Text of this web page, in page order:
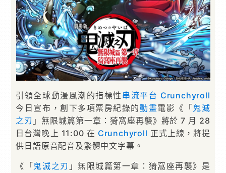
引領全球動漫風潮的指標性 串流平台 Crunchyroll
今日宣布，創下多項票房紀錄的動畫電影《「鬼滅
之刃 」無限城篇第一章：猗窩座再襲》將於 7 月 28
日台灣晚上 11:00 在 Crunchyroll 正式上線，將提
供日語原音配音及繁體中文字幕。
《「 鬼滅之刃 」無限城篇第一章：猗窩座再襲》是